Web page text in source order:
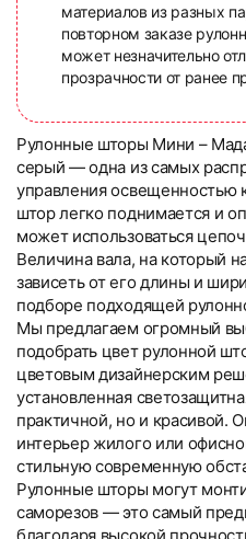
материалов из разных
повторном заказе
может незначительно
прозрачности от ранее
Рулонные шторы Мини –
серый — одна из самых
управления освещенностью
штор легко поднимается и
может использоваться
Величина вала, на который
зависеть от его длины и
подборе подходящей
Мы предлагаем огромный
подобрать цвет рулонной
цветовым дизайнерским
установленная
практичной, но и красивой.
интерьер жилого или
стильную современную
Рулонные шторы могут
саморезов — это самый